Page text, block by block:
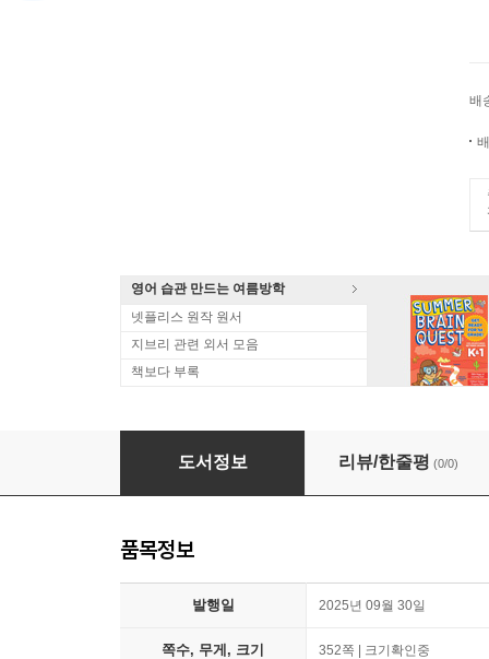
배
영어 습관 만드는 여름방학
넷플리스 원작 원서
지브리 관련 외서 모음
책보다 부록
El Álgebra de la Riqueza: Cómo Alcanzar
도서정보 리뷰/한줄평 (0/0)
품목정보
발행일 2025년 09월 30일
쪽수, 무게, 크기 352쪽 | 크기확인중